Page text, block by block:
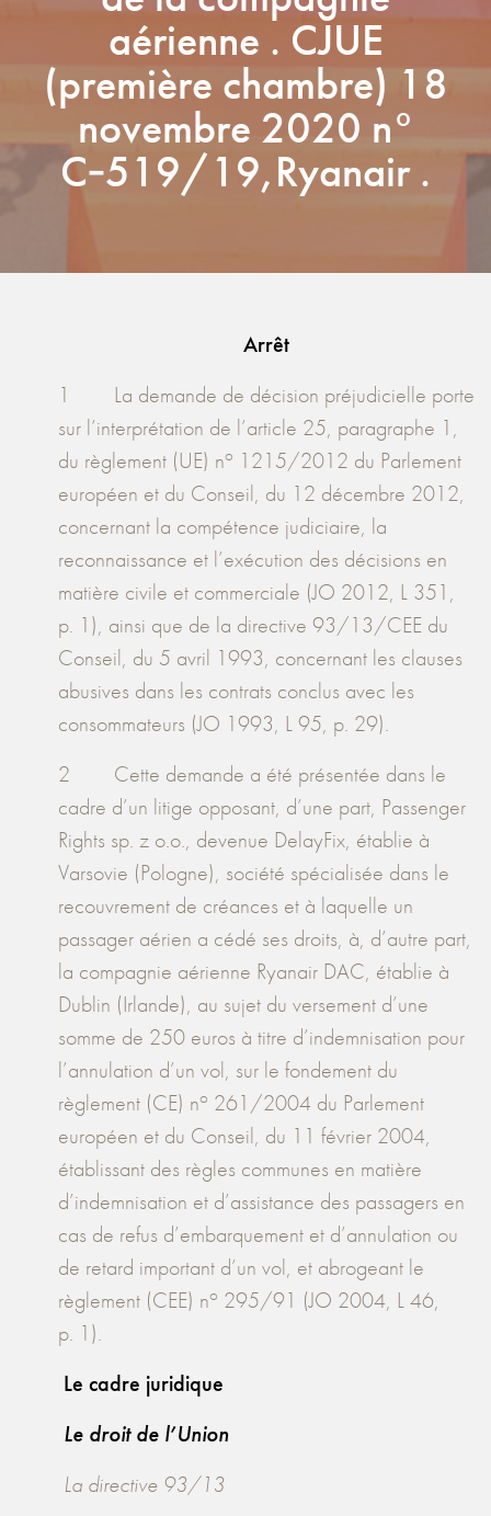
aérienne . CJUE
(première chambre) 18
novembre 2020 n°
C‑519/19,Ryanair .
Arrêt
1 La demande de décision préjudicielle porte
sur l’interprétation de l’article 25, paragraphe 1,
du règlement (UE) no 1215/2012 du Parlement
européen et du Conseil, du 12 décembre 2012,
concernant la compétence judiciaire, la
reconnaissance et l’exécution des décisions en
matière civile et commerciale (JO 2012, L 351,
p. 1), ainsi que de la directive 93/13/CEE du
Conseil, du 5 avril 1993, concernant les clauses
abusives dans les contrats conclus avec les
consommateurs (JO 1993, L 95, p. 29).
2 Cette demande a été présentée dans le
cadre d’un litige opposant, d’une part, Passenger
Rights sp. z o.o., devenue DelayFix, établie à
Varsovie (Pologne), société spécialisée dans le
recouvrement de créances et à laquelle un
passager aérien a cédé ses droits, à, d’autre part,
la compagnie aérienne Ryanair DAC, établie à
Dublin (Irlande), au sujet du versement d’une
somme de 250 euros à titre d’indemnisation pour
l’annulation d’un vol, sur le fondement du
règlement (CE) no 261/2004 du Parlement
européen et du Conseil, du 11 février 2004,
établissant des règles communes en matière
d’indemnisation et d’assistance des passagers en
cas de refus d’embarquement et d’annulation ou
de retard important d’un vol, et abrogeant le
règlement (CEE) no 295/91 (JO 2004, L 46,
p. 1).
Le cadre juridique
Le droit de l’Union
La directive 93/13